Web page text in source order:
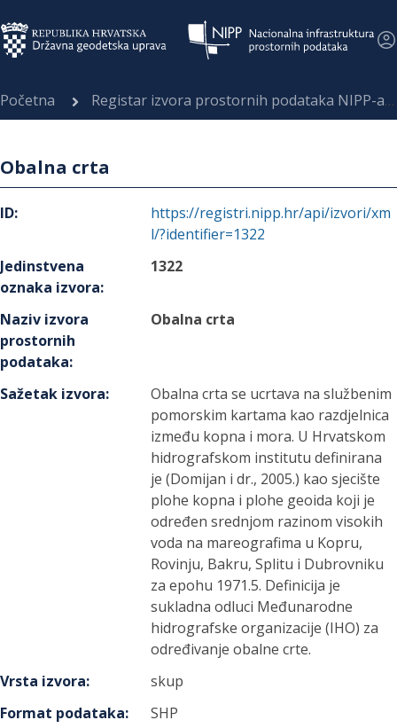
Početna Registar izvora prostornih podataka NIPP-a
Obalna crta
ID:
https://registri.nipp.hr/api/izvori/xm
l/?identifier=1322
Jedinstvena
oznaka izvora:
1322
Naziv izvora
prostornih
podataka:
Obalna crta
Sažetak izvora:
Obalna crta se ucrtava na službenim
pomorskim kartama kao razdjelnica
između kopna i mora. U Hrvatskom
hidrografskom institutu definirana
je (Domijan i dr., 2005.) kao sjecište
plohe kopna i plohe geoida koji je
određen srednjom razinom visokih
voda na mareografima u Kopru,
Rovinju, Bakru, Splitu i Dubrovniku
za epohu 1971.5. Definicija je
sukladna odluci Međunarodne
hidrografske organizacije (IHO) za
određivanje obalne crte.
Vrsta izvora:
skup
Format podataka:
SHP